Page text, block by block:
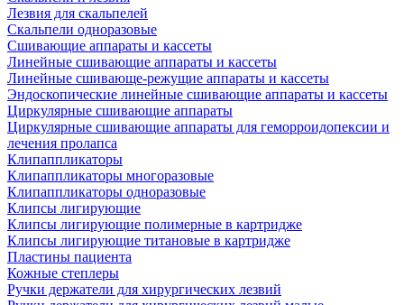
Лезвия для скальпелей
Скальпели одноразовые
Сшивающие аппараты и кассеты
Линейные сшивающие аппараты и кассеты
Линейные сшивающе-режущие аппараты и кассеты
Эндоскопические линейные сшивающие аппараты и кассеты
Циркулярные сшивающие аппараты
Циркулярные сшивающие аппараты для геморроидопексии и
лечения пролапса
Клипаппликаторы
Клипаппликаторы многоразовые
Клипаппликаторы одноразовые
Клипсы лигирующие
Клипсы лигирующие полимерные в картридже
Клипсы лигирующие титановые в картридже
Пластины пациента
Кожные степлеры
Ручки держатели для хирургических лезвий